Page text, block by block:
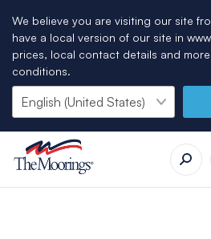
We believe you are visiting our site
have a local version of our site in
prices, local contact details and
conditions.